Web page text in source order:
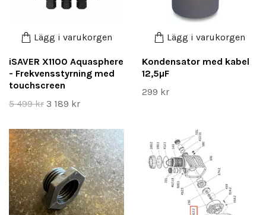
Lägg i varukorgen
iSAVER X1100 Aquasphere
- Frekvensstyrning med
touchscreen
5 499 kr 3 189 kr
Lägg i varukorgen
Kondensator med kabel
12,5µF
299 kr